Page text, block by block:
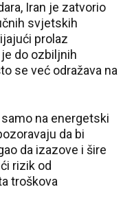
Iran je zatvorio
svjetskih
prolaz
do ozbiljnih
se već odražava na
na energetski
da bi
da izazove i šire
rizik od
troškova